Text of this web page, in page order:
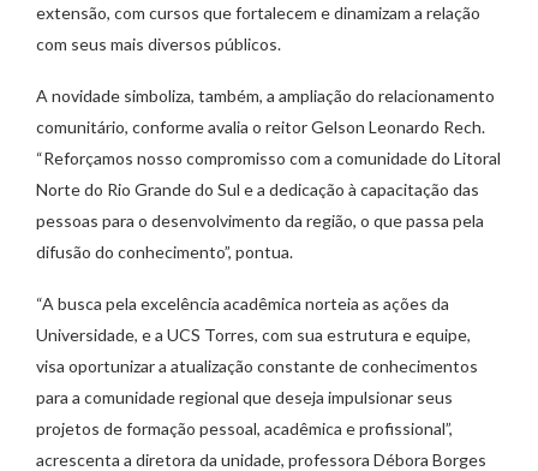
extensão, com cursos que fortalecem e dinamizam a relação
com seus mais diversos públicos.
A novidade simboliza, também, a ampliação do relacionamento
comunitário, conforme avalia o reitor Gelson Leonardo Rech.
“Reforçamos nosso compromisso com a comunidade do Litoral
Norte do Rio Grande do Sul e a dedicação à capacitação das
pessoas para o desenvolvimento da região, o que passa pela
difusão do conhecimento”, pontua.
“A busca pela excelência acadêmica norteia as ações da
Universidade, e a UCS Torres, com sua estrutura e equipe,
visa oportunizar a atualização constante de conhecimentos
para a comunidade regional que deseja impulsionar seus
projetos de formação pessoal, acadêmica e profissional”,
acrescenta a diretora da unidade, professora Débora Borges